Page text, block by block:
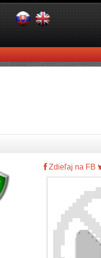
Zdieľaj na FB